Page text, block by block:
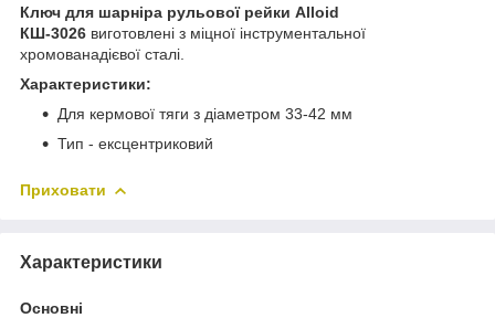
Ключ для шарніра рульової рейки Alloid
КШ-3026 виготовлені з міцної інструментальної
хромованадієвої сталі.
Характеристики:
Для кермової тяги з діаметром 33-42 мм
Тип - ексцентриковий
Приховати
Характеристики
Основні